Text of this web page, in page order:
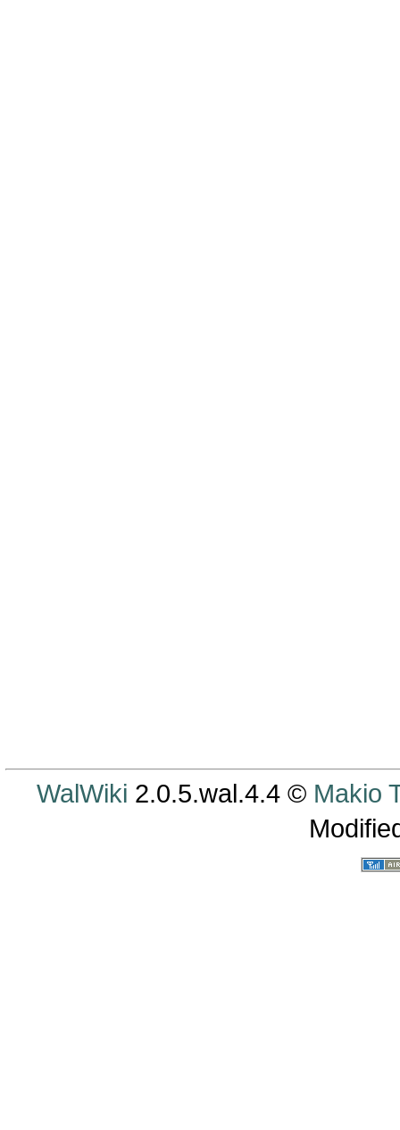
WalWiki 2.0.5.wal.4.4 © Makio